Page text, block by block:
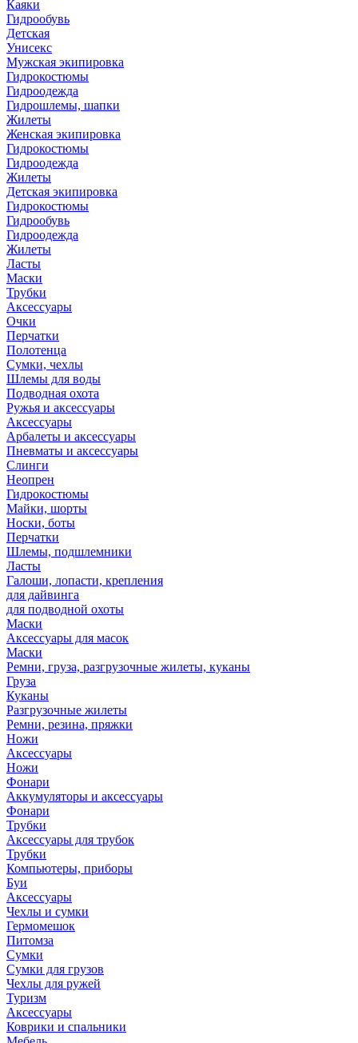
Каяки
Гидрообувь
Детская
Унисекс
Мужская экипировка
Гидрокостюмы
Гидроодежда
Гидрошлемы, шапки
Жилеты
Женская экипировка
Гидрокостюмы
Гидроодежда
Жилеты
Детская экипировка
Гидрокостюмы
Гидрообувь
Гидроодежда
Жилеты
Ласты
Маски
Трубки
Аксессуары
Очки
Перчатки
Полотенца
Сумки, чехлы
Шлемы для воды
Подводная охота
Ружья и аксессуары
Аксессуары
Арбалеты и аксессуары
Пневматы и аксессуары
Слинги
Неопрен
Гидрокостюмы
Майки, шорты
Носки, боты
Перчатки
Шлемы, подшлемники
Ласты
Галоши, лопасти, крепления
для дайвинга
для подводной охоты
Маски
Аксессуары для масок
Маски
Ремни, груза, разгрузочные жилеты, куканы
Груза
Куканы
Разгрузочные жилеты
Ремни, резина, пряжки
Ножи
Аксессуары
Ножи
Фонари
Аккумуляторы и аксессуары
Фонари
Трубки
Аксессуары для трубок
Трубки
Компьютеры, приборы
Буи
Аксессуары
Чехлы и сумки
Гермомешок
Питомза
Сумки
Сумки для грузов
Чехлы для ружей
Туризм
Аксессуары
Коврики и спальники